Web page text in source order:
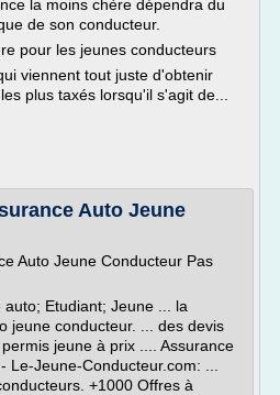
la moins chère dépendra du
de son conducteur.
pour les jeunes conducteurs
viennent tout juste d'obtenir
plus taxés lorsqu'il s'agit de...
Auto Jeune
Auto Jeune Conducteur Pas
Etudiant; Jeune ... la
jeune conducteur. ... des devis
jeune à prix .... Assurance
Le-Jeune-Conducteur.com: ...
+1000 Offres à